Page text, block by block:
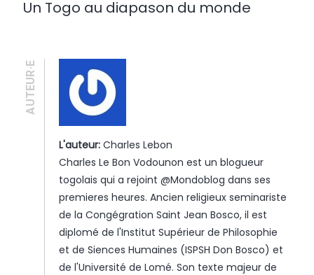
Un Togo au diapason du monde
AUTEUR·E
L'auteur: Charles Lebon
Charles Le Bon Vodounon est un blogueur
togolais qui a rejoint @Mondoblog dans ses
premieres heures. Ancien religieux seminariste
de la Congégration Saint Jean Bosco, il est
diplomé de l'Institut Supérieur de Philosophie
et de Siences Humaines (ISPSH Don Bosco) et
de l'Université de Lomé. Son texte majeur de